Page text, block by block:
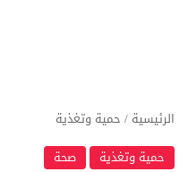
الرئيسية / حمية وتغذية
حمية وتغذية
صحة